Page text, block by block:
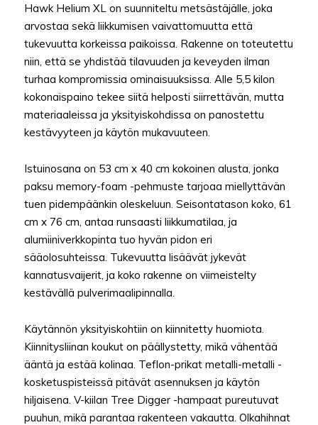
Hawk Helium XL on suunniteltu metsästäjälle, joka
arvostaa sekä liikkumisen vaivattomuutta että
tukevuutta korkeissa paikoissa. Rakenne on toteutettu
niin, että se yhdistää tilavuuden ja keveyden ilman
turhaa kompromissia ominaisuuksissa. Alle 5,5 kilon
kokonaispaino tekee siitä helposti siirrettävän, mutta
materiaaleissa ja yksityiskohdissa on panostettu
kestävyyteen ja käytön mukavuuteen.
Istuinosana on 53 cm x 40 cm kokoinen alusta, jonka
paksu memory-foam -pehmuste tarjoaa miellyttävän
tuen pidempäänkin oleskeluun. Seisontatason koko, 61
cm x 76 cm, antaa runsaasti liikkumatilaa, ja
alumiiniverkkopinta tuo hyvän pidon eri
sääolosuhteissa. Tukevuutta lisäävät jykevät
kannatusvaijerit, ja koko rakenne on viimeistelty
kestävällä pulverimaalipinnalla.
Käytännön yksityiskohtiin on kiinnitetty huomiota.
Kiinnitysliinan koukut on päällystetty, mikä vähentää
ääntä ja estää kolinaa. Teflon-prikat metalli-metalli -
kosketuspisteissä pitävät asennuksen ja käytön
hiljaisena. V-kiilan Tree Digger -hampaat pureutuvat
puuhun, mikä parantaa rakenteen vakautta. Olkahihnat